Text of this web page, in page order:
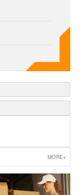
MORE+